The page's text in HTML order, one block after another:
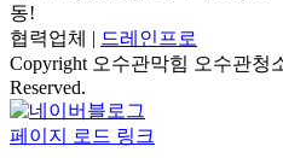
동!
협력업체 | 드레인프로
Copyright 오수관막힘 오수관청
Reserved.
네
이
YouTube
페이지 로드 링크